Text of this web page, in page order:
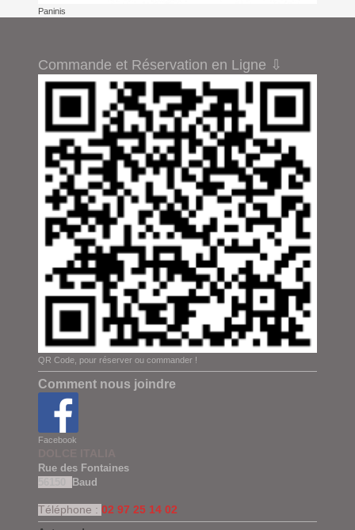
Paninis
Commande et Réservation en Ligne ⇩
QR Code, pour réserver ou commander !
Comment nous joindre
Facebook
Rue des Fontaines
Baud
Téléphone : 02 97 25 14 02